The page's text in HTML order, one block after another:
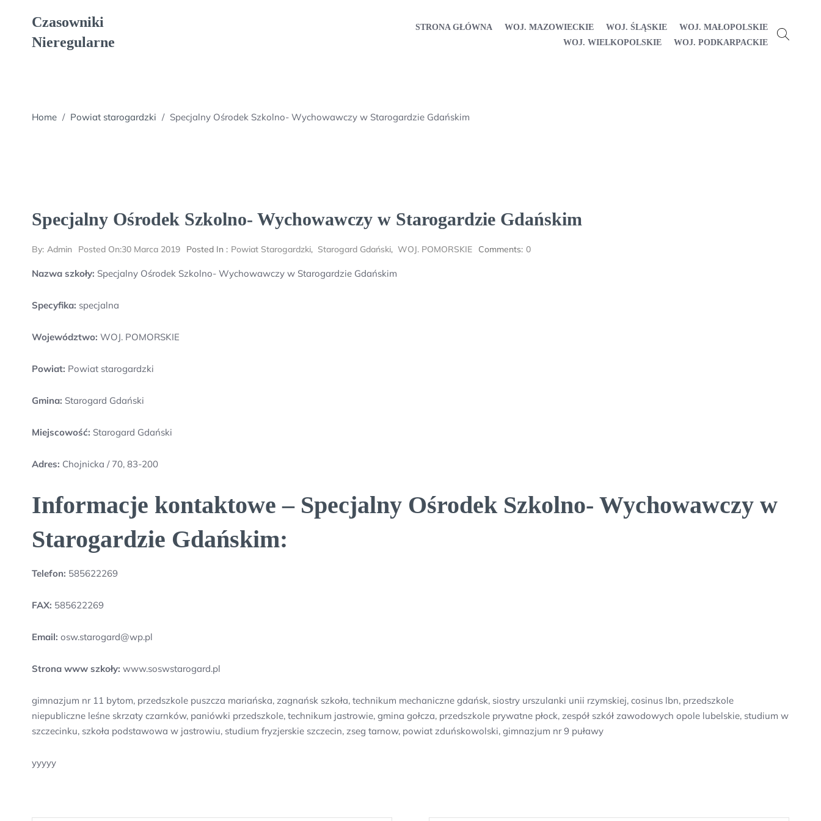
Czasowniki
Nieregularne
STRONA GŁÓWNA WOJ. MAZOWIECKIE WOJ. ŚLĄSKIE
WOJ. MAŁOPOLSKIE
WOJ. WIELKOPOLSKIE
WOJ. PODKARPACKIE
Home / Powiat starogardzki / Specjalny Ośrodek Szkolno- Wychowawczy w Starogardzie Gdańskim
Specjalny Ośrodek Szkolno- Wychowawczy w Starogardzie Gdańskim
By: Admin Posted On:30 Marca 2019 Posted In : Powiat Starogardzki, Starogard Gdański, WOJ. POMORSKIE Comments: 0
Nazwa szkoły: Specjalny Ośrodek Szkolno- Wychowawczy w Starogardzie Gdańskim
Specyfika: specjalna
Województwo: WOJ. POMORSKIE
Powiat: Powiat starogardzki
Gmina: Starogard Gdański
Miejscowość: Starogard Gdański
Adres: Chojnicka / 70, 83-200
Informacje kontaktowe – Specjalny Ośrodek Szkolno- Wychowawczy w
Starogardzie Gdańskim:
Telefon: 585622269
FAX: 585622269
Email: osw.starogard@wp.pl
Strona www szkoły: www.soswstarogard.pl
gimnazjum nr 11 bytom, przedszkole puszcza mariańska, zagnańsk szkoła, technikum mechaniczne gdańsk, siostry urszulanki unii rzymskiej, cosinus lbn, przedszkole
niepubliczne leśne skrzaty czarnków, paniówki przedszkole, technikum jastrowie, gmina gołcza, przedszkole prywatne płock, zespół szkół zawodowych opole lubelskie, studium w
szczecinku, szkoła podstawowa w jastrowiu, studium fryzjerskie szczecin, zseg tarnow, powiat zduńskowolski, gimnazjum nr 9 puławy
yyyyy